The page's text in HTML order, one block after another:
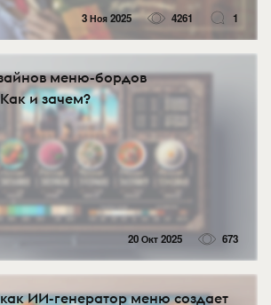
3 Ноя 2025 4261 1
меню-бордов
и зачем?
20 Окт 2025 673
как ИИ-генератор меню создает